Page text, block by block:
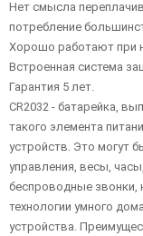
Нет смысла
потребление
Хорошо работают при
Встроенная система
Гарантия 5 лет.
CR2032 - батарейка,
такого элемента
устройств. Это могут
управления, весы,
беспроводные звонки,
технологии умного
устройства.